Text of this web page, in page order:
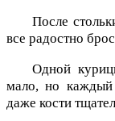
После
все радостно
Одной
мало, но
даже кости